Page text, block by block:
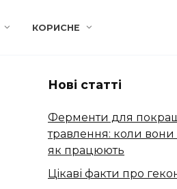
КОРИСНЕ
Нові статті
Ферменти для
травлення: коли вони
як працюють
Цікаві факти про